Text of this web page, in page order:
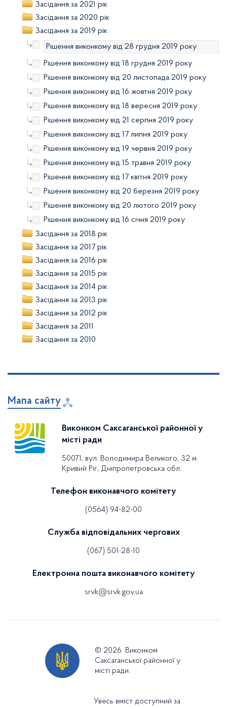
Засідання за 2021 рік
Засідання за 2020 рік
Засідання за 2019 рік
Рішення виконкому від 28 грудня 2019 року
Рішення виконкому від 18 грудня 2019 року
Рішення виконкому від 20 листопада 2019 року
Рішення виконкому від 16 жовтня 2019 року
Рішення виконкому від 18 вересня 2019 року
Рішення виконкому від 21 серпня 2019 року
Рішення виконкому від 17 липня 2019 року
Рішення виконкому від 19 червня 2019 року
Рішення виконкому від 15 травня 2019 року
Рішення виконкому від 17 квітня 2019 року
Рішення виконкому від 20 березня 2019 року
Рішення виконкому від 20 лютого 2019 року
Рішення виконкому від 16 січня 2019 року
Засідання за 2018 рік
Засідання за 2017 рік
Засідання за 2016 рік
Засідання за 2015 рік
Засідання за 2014 рік
Засідання за 2013 рік
Засідання за 2012 рік
Засідання за 2011
Засідання за 2010
Мапа сайту
Виконком Саксаганської районної у
місті ради
50071, вул. Володимира Великого, 32 м.
Кривий Ріг, Дніпропетровська обл.
Телефон виконавчого комітету
(0564) 94-82-00
Служба відповідальних чергових
(067) 501-28-10
Електронна пошта виконавчого комітету
srvk@srvk.gov.ua
© 2026. Виконком
Саксаганської районної у
місті ради.
Увесь вміст доступний за